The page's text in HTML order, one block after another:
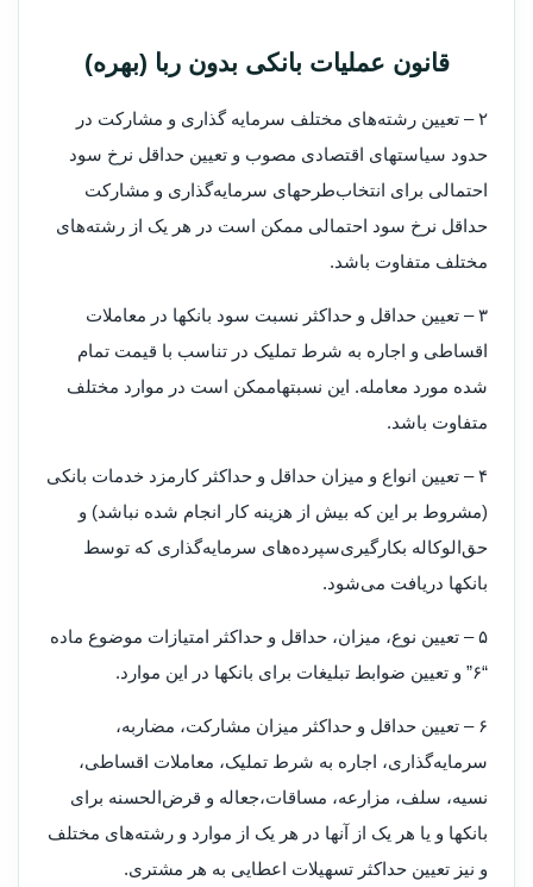
قانون عملیات بانکی بدون ربا (بهره)
۲ – تعیین رشته‌های مختلف سرمایه گذاری و مشارکت در
حدود سیاستهای اقتصادی مصوب و تعیین حداقل نرخ سود
احتمالی برای انتخاب‌طرحهای سرمایه‌گذاری و مشارکت
حداقل نرخ سود احتمالی ممکن است در هر یک از رشته‌های
مختلف متفاوت باشد.
۳ – تعیین حداقل و حداکثر نسبت سود بانکها در معاملات
اقساطی و اجاره به شرط تملیک در تناسب با قیمت تمام
شده مورد معامله. این نسبتها‌ممکن است در موارد مختلف
متفاوت باشد.
۴ – تعیین انواع و میزان حداقل و حداکثر کارمزد خدمات بانکی
(‌مشروط بر این که بیش از هزینه کار انجام شده نباشد) و
حق‌الوکاله بکارگیری‌سپرده‌های سرمایه‌گذاری که توسط
بانکها دریافت می‌شود.
۵ – تعیین نوع، میزان، حداقل و حداکثر امتیازات موضوع ماده
“۶” و تعیین ضوابط تبلیغات برای بانکها در این موارد.
۶ – تعیین حداقل و حداکثر میزان مشارکت، مضاربه،
سرمایه‌گذاری، اجاره به شرط تملیک، معاملات اقساطی،
نسیه، سلف، مزارعه، مساقات،‌جعاله و قرض‌الحسنه برای
بانکها و یا هر یک از آنها در هر یک از موارد و رشته‌های مختلف
و نیز تعیین حداکثر تسهیلات اعطایی به هر مشتری.